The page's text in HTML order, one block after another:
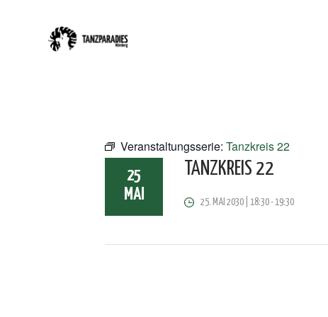
Veranstaltungsserie: Tanzkreis 22
25
MAI
TANZKREIS 22
25. MAI 2030 | 18:30-19:30